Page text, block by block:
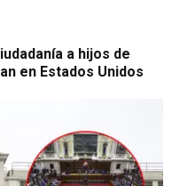
a hijos de
en Estados Unidos